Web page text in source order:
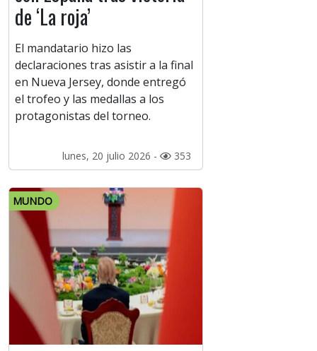
de ‘La roja’
El mandatario hizo las
declaraciones tras asistir a la final
en Nueva Jersey, donde entregó
el trofeo y las medallas a los
protagonistas del torneo.
lunes, 20 julio 2026 - 353
MUNDO